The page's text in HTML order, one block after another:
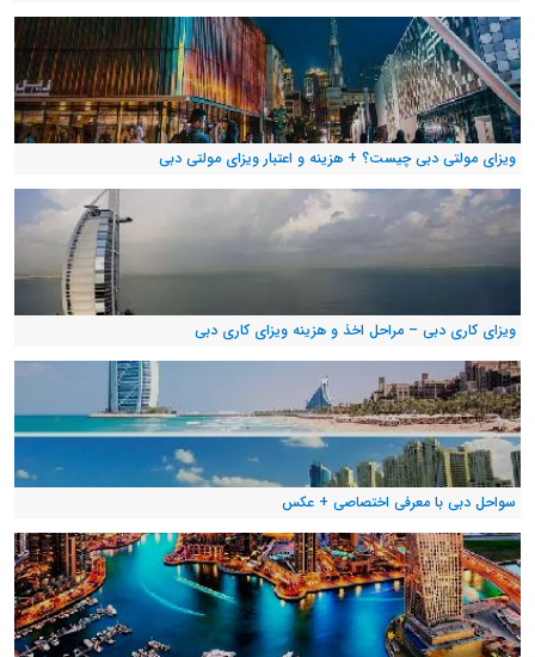
ویزای مولتی دبی چیست؟ + هزینه و اعتبار ویزای مولتی دبی
ویزای کاری دبی – مراحل اخذ و هزینه ویزای کاری دبی
سواحل دبی با معرفی اختصاصی + عکس